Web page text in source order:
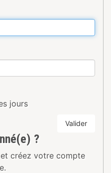
jours
Valider
?
créez votre compte